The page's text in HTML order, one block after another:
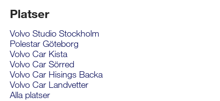
Platser
Volvo Studio Stockholm
Polestar Göteborg
Volvo Car Kista
Volvo Car Sörred
Volvo Car Hisings Backa
Volvo Car Landvetter
Alla platser